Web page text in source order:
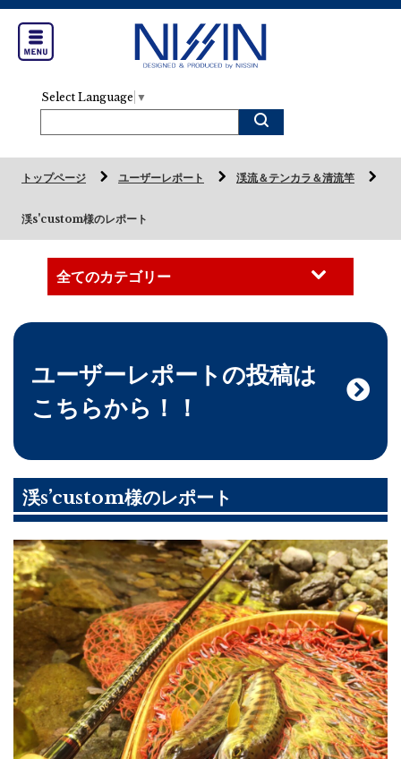
Select Language ▼
トップページ ユーザーレポート 渓流＆テンカラ＆清流竿
渓s'custom様のレポート
ユーザーレポートの投稿は
こちらから！！
渓s’custom様のレポート